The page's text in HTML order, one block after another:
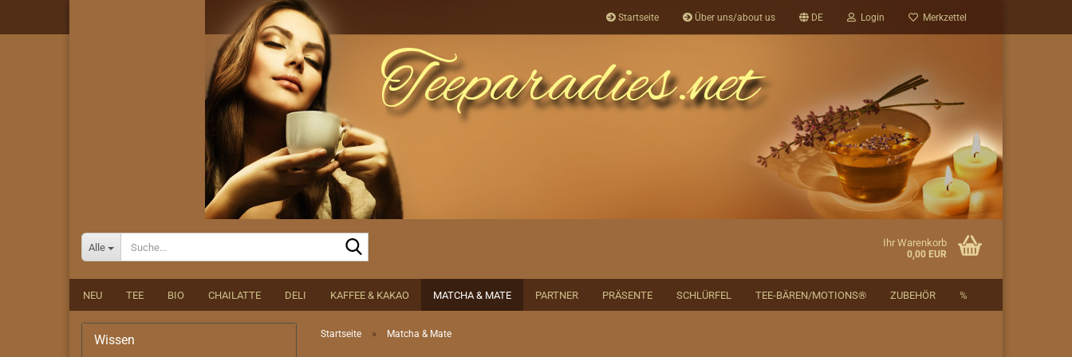
Startseite Über uns/about us DE Login Merkzettel
Alle Ihr Warenkorb
0,00 EUR
NEU TEE BIO CHAILATTE DELI KAFFEE & KAKAO MATCHA & MATE PARTNER PRÄSENTE SCHLÜRFEL TEE-BÄREN/MOTIONS® ZUBEHÖR %
Startseite » Matcha & Mate
Wissen